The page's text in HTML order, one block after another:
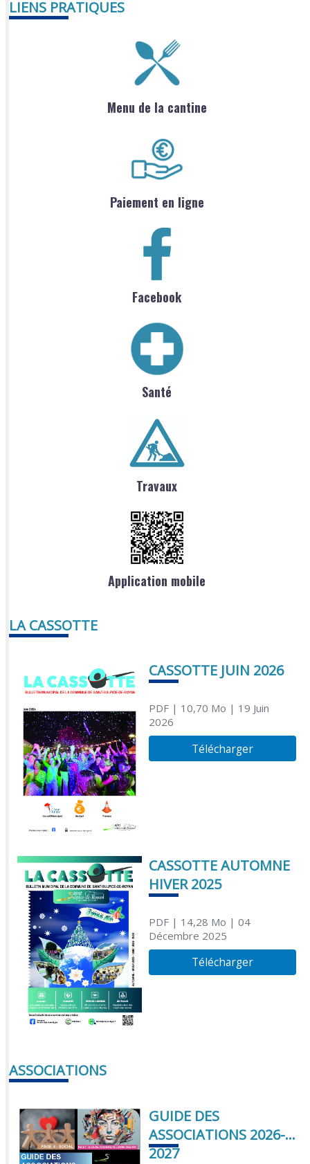
LIENS PRATIQUES
Menu de la cantine
Paiement en ligne
Facebook
Santé
Travaux
Application mobile
LA CASSOTTE
CASSOTTE JUIN 2026
PDF| 10,70 Mo | 19 Juin
2026
Télécharger
CASSOTTE AUTOMNE
HIVER 2025
PDF| 14,28 Mo | 04
Décembre 2025
Télécharger
ASSOCIATIONS
GUIDE DES
ASSOCIATIONS 2026-
2027